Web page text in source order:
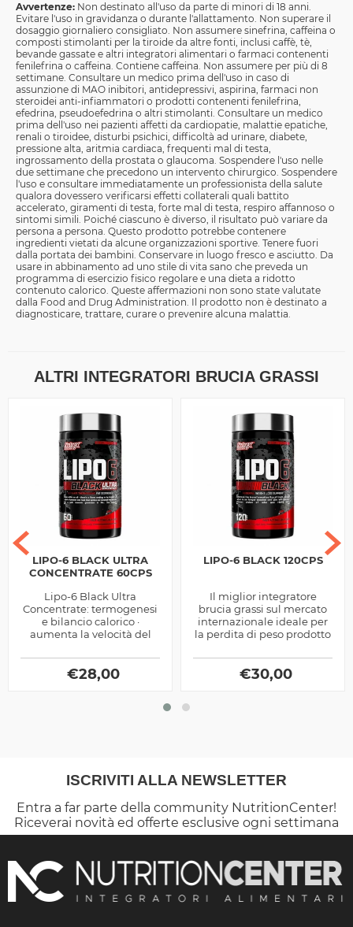
Avvertenze: Non destinato all'uso da parte di minori di 18 anni.
Evitare l'uso in gravidanza o durante l'allattamento. Non superare il
dosaggio giornaliero consigliato. Non assumere sinefrina, caffeina o
composti stimolanti per la tiroide da altre fonti, inclusi caffè, tè,
bevande gassate e altri integratori alimentari o farmaci contenenti
fenilefrina o caffeina. Contiene caffeina. Non assumere per più di 8
settimane. Consultare un medico prima dell'uso in caso di
assunzione di MAO inibitori, antidepressivi, aspirina, farmaci non
steroidei anti-infiammatori o prodotti contenenti fenilefrina,
efedrina, pseudoefedrina o altri stimolanti. Consultare un medico
prima dell'uso nei pazienti affetti da cardiopatie, malattie epatiche,
renali o tiroidee, disturbi psichici, difficoltà ad urinare, diabete,
pressione alta, aritmia cardiaca, frequenti mal di testa,
ingrossamento della prostata o glaucoma. Sospendere l'uso nelle
due settimane che precedono un intervento chirurgico. Sospendere
l'uso e consultare immediatamente un professionista della salute
qualora dovessero verificarsi effetti collaterali quali battito
accelerato, giramenti di testa, forte mal di testa, respiro affannoso o
sintomi simili. Poiché ciascuno è diverso, il risultato può variare da
persona a persona. Questo prodotto potrebbe contenere
ingredienti vietati da alcune organizzazioni sportive. Tenere fuori
dalla portata dei bambini. Conservare in luogo fresco e asciutto. Da
usare in abbinamento ad uno stile di vita sano che preveda un
programma di esercizio fisico regolare e una dieta a ridotto
contenuto calorico. Queste affermazioni non sono state valutate
dalla Food and Drug Administration. Il prodotto non è destinato a
diagnosticare, trattare, curare o prevenire alcuna malattia.
ALTRI INTEGRATORI BRUCIA GRASSI
LIPO-6 BLACK ULTRA
CONCENTRATE 60CPS
Lipo-6 Black Ultra
Concentrate: termogenesi
e bilancio calorico ·
aumenta la velocità del
incrementando così il
dispendio calorico a...
€28,00
LIPO-6 BLACK 120CPS
Il miglior integratore
brucia grassi sul mercato
internazionale ideale per
la perdita di peso prodotto
€30,00
ISCRIVITI ALLA NEWSLETTER
Entra a far parte della community NutritionCenter!
Riceverai novità ed offerte esclusive ogni settimana